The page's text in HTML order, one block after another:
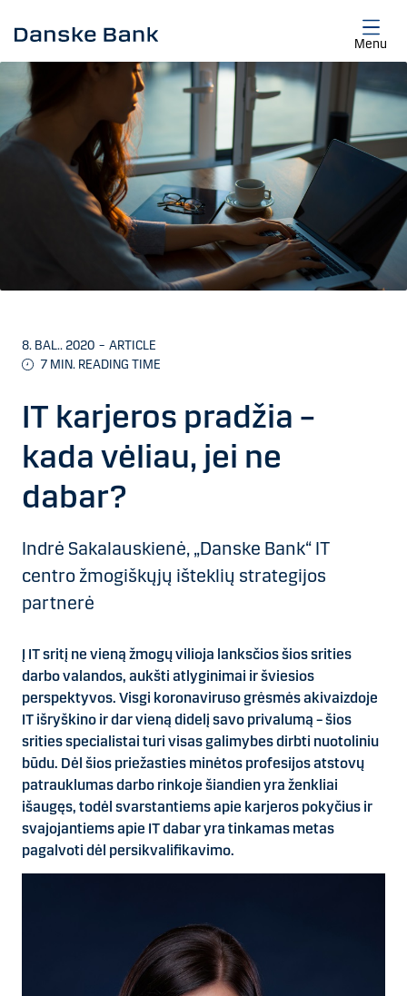
Menu
8. BAL.. 2020 – ARTICLE
7 MIN. READING TIME
IT karjeros pradžia –
kada vėliau, jei ne
dabar?
Indrė Sakalauskienė, „Danske Bank“ IT
centro žmogiškųjų išteklių strategijos
partnerė
Į IT sritį ne vieną žmogų vilioja lanksčios šios srities
darbo valandos, aukšti atlyginimai ir šviesios
perspektyvos. Visgi koronaviruso grėsmės akivaizdoje
IT išryškino ir dar vieną didelį savo privalumą – šios
srities specialistai turi visas galimybes dirbti nuotoliniu
būdu. Dėl šios priežasties minėtos profesijos atstovų
patrauklumas darbo rinkoje šiandien yra ženkliai
išaugęs, todėl svarstantiems apie karjeros pokyčius ir
svajojantiems apie IT dabar yra tinkamas metas
pagalvoti dėl persikvalifikavimo.